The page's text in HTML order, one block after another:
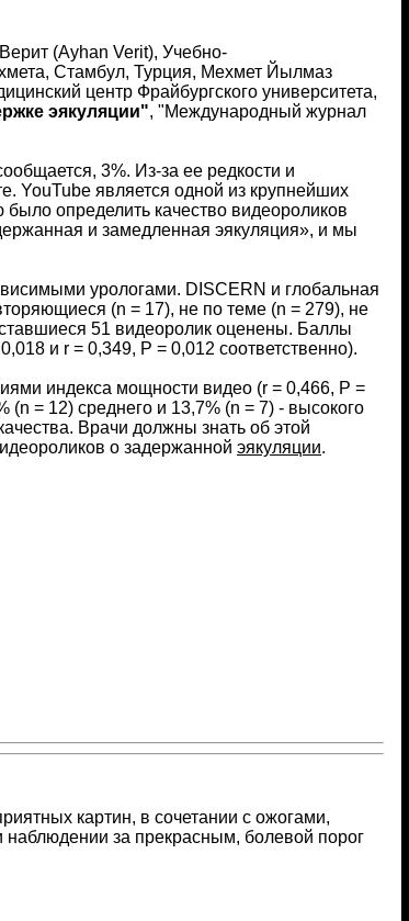
(Ayhan Verit), Учебно-
Стамбул, Турция, Мехмет Йылмаз
центр Фрайбургского университета,
эякуляции", "Международный журнал
3%. Из-за ее редкости и
YouTube является одной из крупнейших
определить качество видеороликов
и замедленная эякуляция», и мы
урологами. DISCERN и глобальная
(n = 17), не по теме (n = 279), не
51 видеоролик оценены. Баллы
и r = 0,349, P = 0,012 соответственно).
индекса мощности видео (r = 0,466, P =
(n = 12) среднего и 13,7% (n = 7) - высокого
Врачи должны знать об этой
о задержанной эякуляции.
картин, в сочетании с ожогами,
за прекрасным, болевой порог